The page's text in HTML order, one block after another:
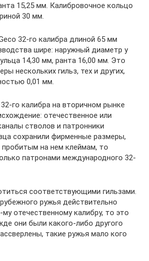
15,25 мм. Калибровочное кольцо
30 мм.
32-го калибра длиной 65 мм
шире: наружный диаметр у
14,30 мм, ранта 16,00 мм. Это
нескольких гильз, тех и других,
0,01 мм.
го калибра на вторичном рынке
отечественное или
стволов и патронники
сохранили фирменные размеры,
на нем клеймам, то
патронами международного 32-
соответствующими гильзами.
ружья действительно
отечественному калибру, то это
они были какого-либо другого
такие ружья мало кого